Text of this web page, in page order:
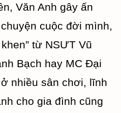
Văn Anh gây ấn
cuộc đời mình,
từ NSƯT Vũ
Bạch hay MC Đại
nhiều sân chơi, lĩnh
cho gia đình cũng